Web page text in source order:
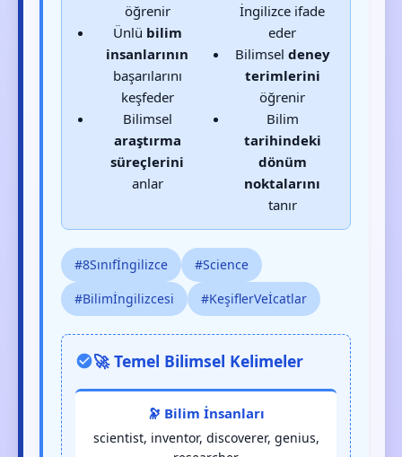
öğrenir
Ünlü bilim
insanlarının
başarılarını
keşfeder
Bilimsel
araştırma
süreçlerini
anlar
İngilizce ifade
eder
Bilimsel deney
terimlerini
öğrenir
Bilim
tarihindeki
dönüm
noktalarını
tanır
#8Sınıfİngilizce
#Science
#Bilimİngilizcesi
#KeşiflerVeİcatlar
🚀 Temel Bilimsel Kelimeler
🔭 Bilim İnsanları
scientist, inventor, discoverer, genius,